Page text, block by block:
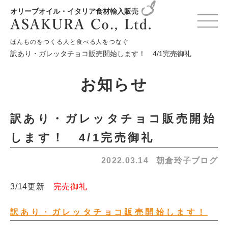
オリーブオイル・イタリア食材輸入販売
ほんものをつくる人と食べる人をつなぐ
HOME お知らせ
朝倉玲子ブログ
訳あり・ガレッタチョコ販売開始します！ 4/1完売御礼
お知らせ
訳あり・ガレッタチョコ販売開始
します！ 4/1完売御礼
2022.03.14 朝倉玲子ブログ
3/14更新 完売御礼
訳あり・ガレッタチョコ販売開始します！